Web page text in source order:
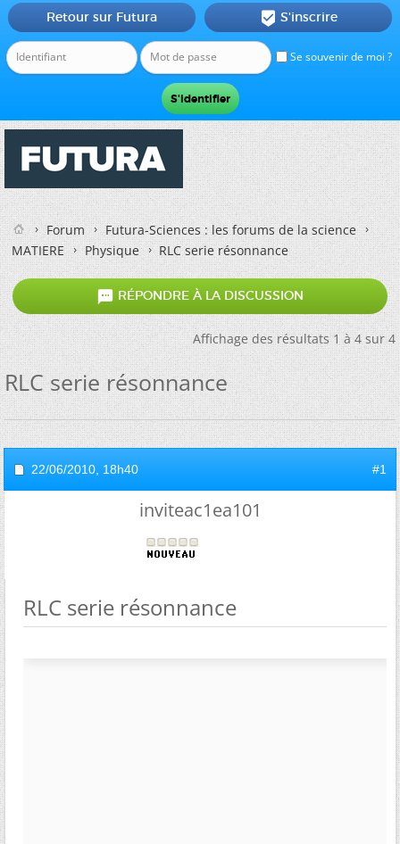
Se souvenir de moi ?
Retour sur Futura  S'inscrire
Forum
Futura-Sciences : les forums de la science
MATIERE
Physique RLC serie résonnance
 RÉPONDRE À LA DISCUSSION
Affichage des résultats 1 à 4 sur 4
RLC serie résonnance
22/06/2010, 18h40 #1
inviteac1ea101
RLC serie résonnance